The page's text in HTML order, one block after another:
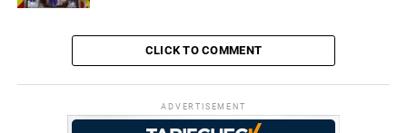
CLICK TO COMMENT
ADVERTISEMENT